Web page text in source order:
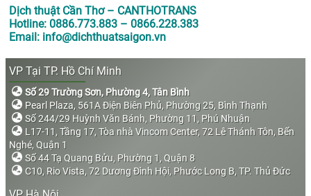
Dịch thuật Cần Thơ – CANTHOTRANS
Hotline: 0886.773.883 – 0866.228.383
Email: info@dichthuatsaigon.vn
VP Tại TP. Hồ Chí Minh
Số 29 Trường Sơn, Phường 4, Tân Bình
Pearl Plaza, 561A Điện Biên Phủ, Phường 25, Bình Thạnh
Số 244/29 Huỳnh Văn Bánh, Phường 11, Phú Nhuận
L17-11, Tầng 17, Tòa nhà Vincom Center, 72 Lê Thánh Tôn, Bến
Nghé, Quận 1
Số 44 Tạ Quang Bửu, Phường 1, Quận 8
C10, Rio Vista, 72 Dương Đình Hội, Phước Long B, TP. Thủ Đức